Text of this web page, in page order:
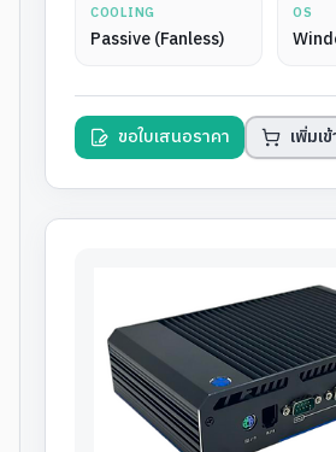
COOLING
Passive (Fanless)
OS
ขอใบเสนอราคา เพิ่มเ